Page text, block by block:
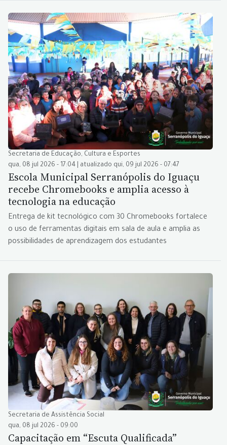
Secretaria de Educação, Cultura e Esportes
qua, 08 jul 2026 - 17:04 | atualizado qui, 09 jul 2026 - 07:47
Escola Municipal Serranópolis do Iguaçu
recebe Chromebooks e amplia acesso à
tecnologia na educação
Entrega de kit tecnológico com 30 Chromebooks fortalece
o uso de ferramentas digitais em sala de aula e amplia as
possibilidades de aprendizagem dos estudantes
Secretaria de Assistência Social
qua, 08 jul 2026 - 09:00
Capacitação em “Escuta Qualificada”